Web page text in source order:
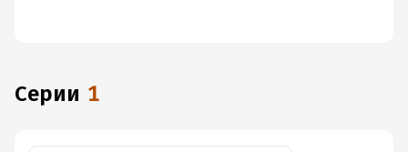
Серии 1